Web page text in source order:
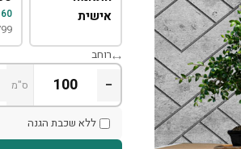
אישית
360 ×
רוחב
− ס"מ
ללא שכבת הגנה